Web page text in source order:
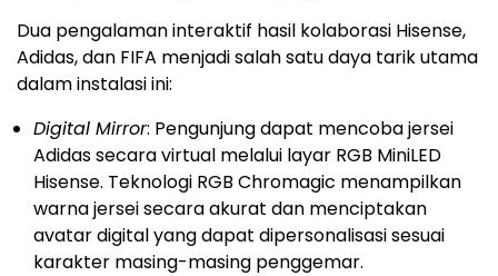
Dua pengalaman interaktif hasil kolaborasi Hisense,
Adidas, dan FIFA menjadi salah satu daya tarik utama
dalam instalasi ini:
Digital Mirror: Pengunjung dapat mencoba jersei
Adidas secara virtual melalui layar RGB MiniLED
Hisense. Teknologi RGB Chromagic menampilkan
warna jersei secara akurat dan menciptakan
avatar digital yang dapat dipersonalisasi sesuai
karakter masing-masing penggemar.